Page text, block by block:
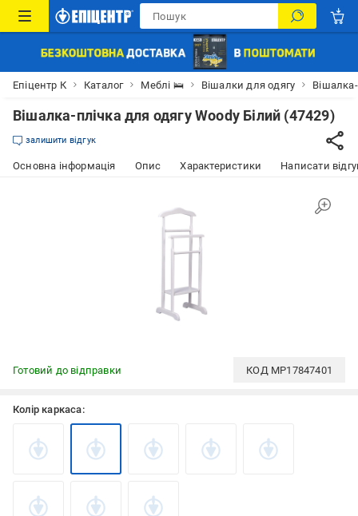
Епіцентр К Каталог Меблі 🛌 Вішалки для одягу
Вішалка-плічка для одягу Woody Білий (47429)
залишити відгук
Основна інформація Опис Характеристики Написати
Готовий до відправки КОД MP17847401
Колір каркаса: